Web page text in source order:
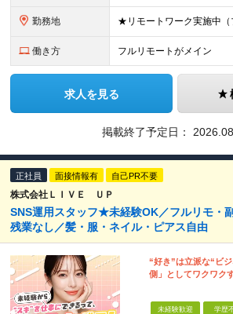
勤務地
働き方 フルリモートがメイン
求人を見る
掲載終了予定日：
正社員 面接情報有 自己PR不要
株式会社ＬＩＶＥ ＵＰ
SNS運用スタッフ★未経験OK／フルリモ・
残業なし／髪・服・ネイル・ピアス自由
“好き”は立派な“ビ
側」としてワクワク
未経験歓迎 学歴